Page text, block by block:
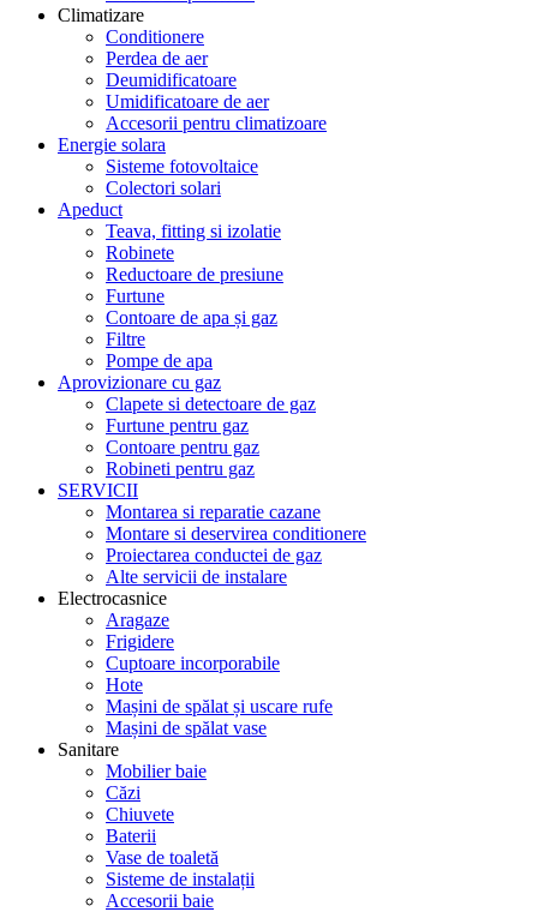
Climatizare
Conditionere
Perdea de aer
Deumidificatoare
Umidificatoare de aer
Accesorii pentru climatizoare
Energie solara
Sisteme fotovoltaice
Colectori solari
Apeduct
Teava, fitting si izolatie
Robinete
Reductoare de presiune
Furtune
Contoare de apa și gaz
Filtre
Pompe de apa
Aprovizionare cu gaz
Clapete si detectoare de gaz
Furtune pentru gaz
Contoare pentru gaz
Robineti pentru gaz
SERVICII
Montarea si reparatie cazane
Montare si deservirea conditionere
Proiectarea conductei de gaz
Alte servicii de instalare
Electrocasnice
Aragaze
Frigidere
Cuptoare incorporabile
Hote
Mașini de spălat și uscare rufe
Mașini de spălat vase
Sanitare
Mobilier baie
Căzi
Chiuvete
Baterii
Vase de toaletă
Sisteme de instalații
Accesorii baie